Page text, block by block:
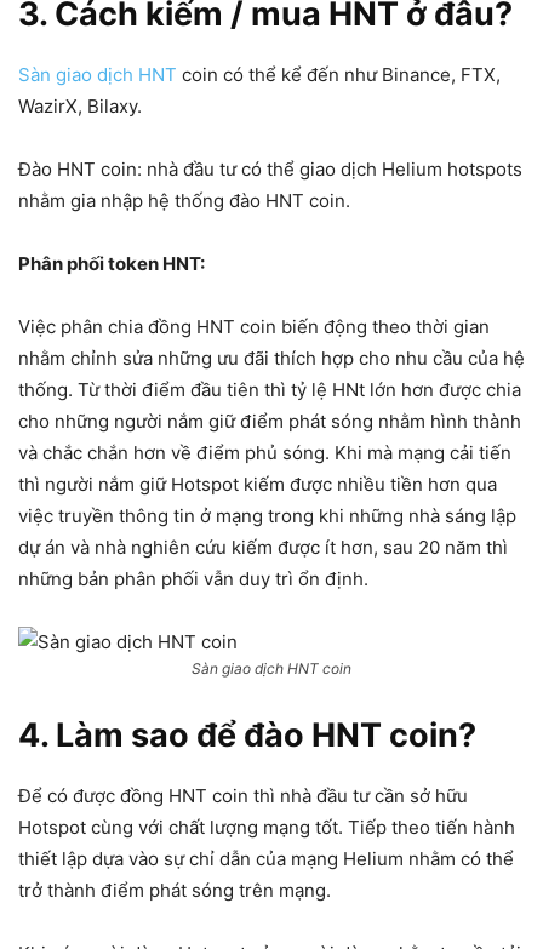
3. Cách kiếm / mua HNT ở đâu?
Sàn giao dịch HNT coin có thể kể đến như Binance, FTX,
WazirX, Bilaxy.
Đào HNT coin: nhà đầu tư có thể giao dịch Helium hotspots
nhằm gia nhập hệ thống đào HNT coin.
Phân phối token HNT:
Việc phân chia đồng HNT coin biến động theo thời gian
nhằm chỉnh sửa những ưu đãi thích hợp cho nhu cầu của hệ
thống. Từ thời điểm đầu tiên thì tỷ lệ HNt lớn hơn được chia
cho những người nắm giữ điểm phát sóng nhằm hình thành
và chắc chắn hơn về điểm phủ sóng. Khi mà mạng cải tiến
thì người nắm giữ Hotspot kiếm được nhiều tiền hơn qua
việc truyền thông tin ở mạng trong khi những nhà sáng lập
dự án và nhà nghiên cứu kiếm được ít hơn, sau 20 năm thì
những bản phân phối vẫn duy trì ổn định.
Sàn giao dịch HNT coin
4. Làm sao để đào HNT coin?
Để có được đồng HNT coin thì nhà đầu tư cần sở hữu
Hotspot cùng với chất lượng mạng tốt. Tiếp theo tiến hành
thiết lập dựa vào sự chỉ dẫn của mạng Helium nhằm có thể
trở thành điểm phát sóng trên mạng.